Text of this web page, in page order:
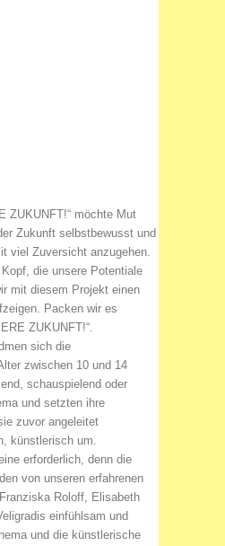
ZUKUNFT!“ möchte Mut
Zukunft selbstbewusst und
viel Zuversicht anzugehen.
die unsere Potentiale
mit diesem Projekt einen
Packen wir es
ZUKUNFT!“.
sich die
zwischen 10 und 14
schauspielend oder
und setzten ihre
zuvor angeleitet
künstlerisch um.
erforderlich, denn die
von unseren erfahrenen
Roloff, Elisabeth
einfühlsam und
und die künstlerische